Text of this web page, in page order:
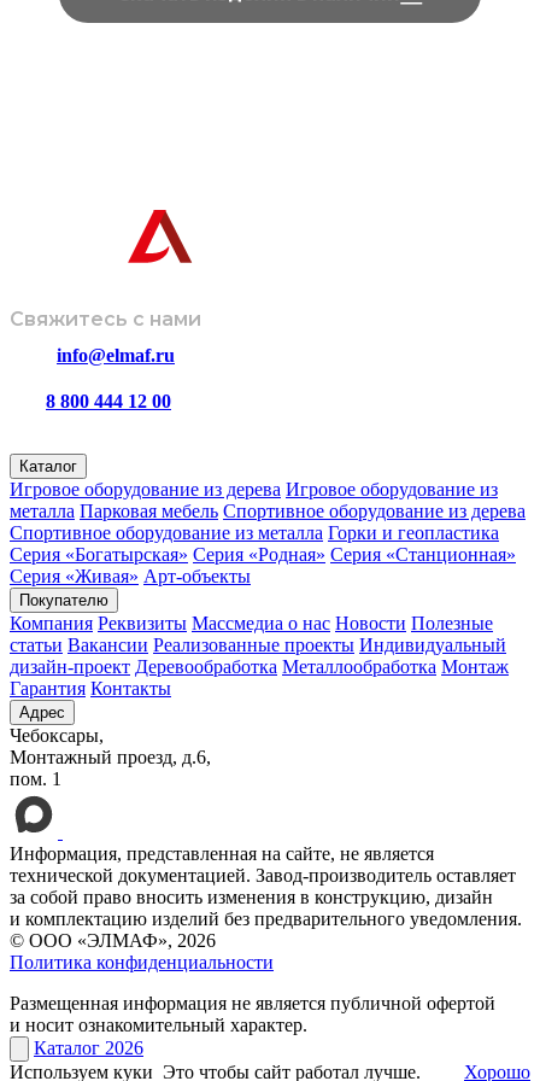
Свяжитесь с нами
info@elmaf.ru
8 800 444 12 00
Каталог
Игровое оборудование из дерева Игровое оборудование из
металла Парковая мебель Спортивное оборудование из дерева
Спортивное оборудование из металла Горки и геопластика
Серия «Богатырская» Серия «Родная» Серия «Станционная»
Серия «Живая» Арт-объекты
Покупателю
Компания Реквизиты Массмедиа о нас Новости Полезные
статьи Вакансии Реализованные проекты Индивидуальный
дизайн-проект Деревообработка Металлообработка Монтаж
Гарантия Контакты
Адрес
Чебоксары,
Монтажный проезд, д.6,
пом. 1
Информация, представленная на сайте, не является
технической документацией. Завод-производитель оставляет
за собой право вносить изменения в конструкцию, дизайн
и комплектацию изделий без предварительного уведомления.
© ООО «ЭЛМАФ», 2026
Политика конфиденциальности
Размещенная информация не является публичной офертой
и носит ознакомительный характер.
Каталог 2026
Используем куки Это чтобы сайт работал лучше. Хорошо